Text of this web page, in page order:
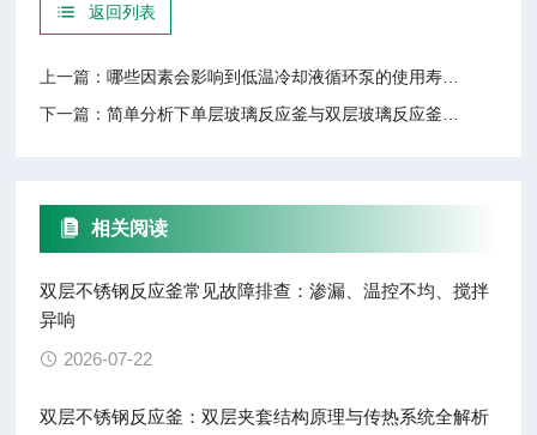
返回列表
上一篇：哪些因素会影响到低温冷却液循环泵的使用寿命？
下一篇：简单分析下单层玻璃反应釜与双层玻璃反应釜有何区别？
相关阅读
双层不锈钢反应釜常见故障排查：渗漏、温控不均、搅拌
异响
2026-07-22
双层不锈钢反应釜：双层夹套结构原理与传热系统全解析